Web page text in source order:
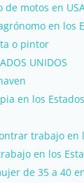
de motos en
en los
o pintor
UNIDOS
en los
trabajo en
en los
de 35 a 40